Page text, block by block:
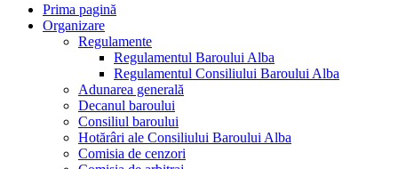
Prima pagină
Organizare
Regulamente
Regulamentul Baroului Alba
Regulamentul Consiliului Baroului Alba
Adunarea generală
Decanul baroului
Consiliul baroului
Hotărâri ale Consiliului Baroului Alba
Comisia de cenzori